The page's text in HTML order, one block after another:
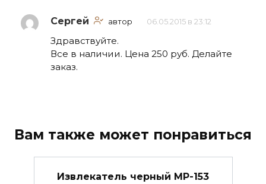
Сергей автор 06.05.2015 в 23:12
Здравствуйте.
Все в наличии. Цена 250 руб. Делайте
заказ.
Вам также может понравиться
Извлекатель черный МР-153